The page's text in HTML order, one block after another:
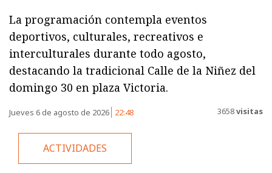
La programación contempla eventos
deportivos, culturales, recreativos e
interculturales durante todo agosto,
destacando la tradicional Calle de la Niñez del
domingo 30 en plaza Victoria.
Jueves 6 de agosto de 2026 22:48 3658visitas
ACTIVIDADES